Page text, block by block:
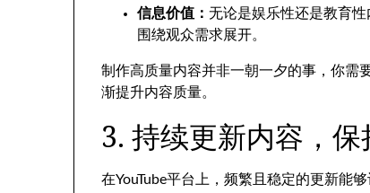
信息价值： 无论是娱乐性还是教育
围绕观众需求展开。
制作高质量内容并非一朝一夕的事，你需
渐提升内容质量。
3. 持续更新内容，
在YouTube平台上，频繁且稳定的更新能